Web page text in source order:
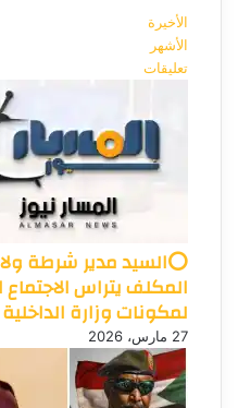
الأخيرة
الأشهر
تعليقات
⭕السيد مدير شرطة
المكلف يتراس
لمكونات وزارة الداخلية
27 مارس، 2026